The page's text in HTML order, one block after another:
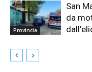
Provincia
San
da